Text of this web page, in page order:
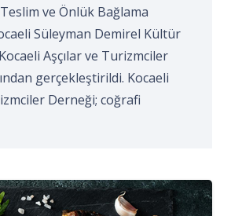
ve Önlük Bağlama
Süleyman Demirel Kültür
Aşçılar ve Turizmciler
gerçekleştirildi. Kocaeli
Derneği; coğrafi